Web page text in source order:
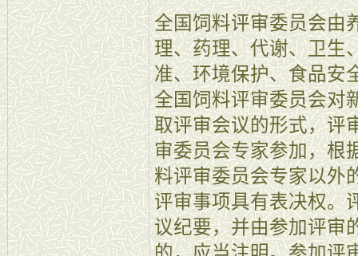
全国饲料评审委员会由
理、药理、代谢、卫生
准、环境保护、食品安
全国饲料评审委员会对
取评审会议的形式，评
审委员会专家参加，根
料评审委员会专家以外
评审事项具有表决权。
议纪要，并由参加评审